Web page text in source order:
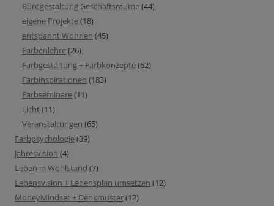
Bürogestaltung Geschäftsräume(44)
eigene Projekte(18)
entspannt Wohnen (45)
Farbenlehre(26)
Farbgestaltung + Farbkonzepte(62)
Farbinspirationen (183)
Farbseminare(11)
Licht (11)
Veranstaltungen (65)
Farbpsychologie(39)
Jahresvision (4)
Leben in Wohlstand (7)
Lebensvision + Lebensplan umsetzen (12)
MoneyMindset + Denkmuster(12)